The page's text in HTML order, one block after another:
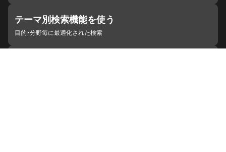
テーマ別検索機能を使う
目的・分野毎に最適化された検索